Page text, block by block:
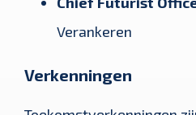
Verankeren
Verkenningen